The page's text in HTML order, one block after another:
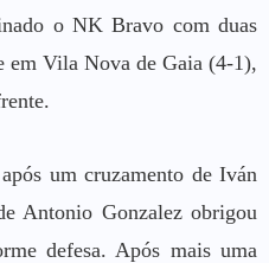
o NK Bravo com duas
em Vila Nova de Gaia (4-1),
um cruzamento de Iván
Antonio Gonzalez obrigou
defesa. Após mais uma